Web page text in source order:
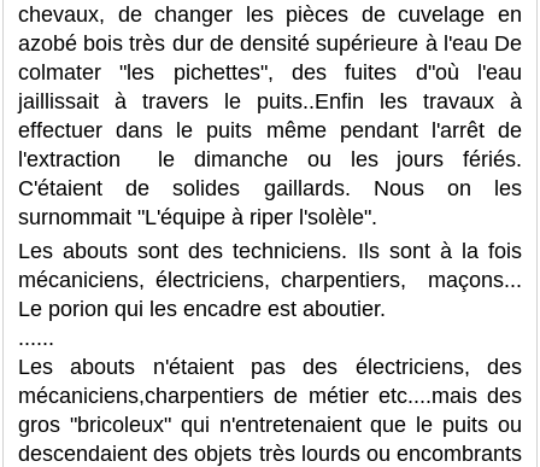
chevaux, de changer les pièces de cuvelage en
azobé bois très dur de densité supérieure à l'eau De
colmater "les pichettes", des fuites d"où l'eau
jaillissait à travers le puits..Enfin les travaux à
effectuer dans le puits même pendant l'arrêt de
l'extraction le dimanche ou les jours fériés.
C'étaient de solides gaillards. Nous on les
surnommait "L'équipe à riper l'solèle".
Les abouts sont des techniciens. Ils sont à la fois
mécaniciens, électriciens, charpentiers, maçons...
Le porion qui les encadre est aboutier.
......
Les abouts n'étaient pas des électriciens, des
mécaniciens,charpentiers de métier etc....mais des
gros "bricoleux" qui n'entretenaient que le puits ou
descendaient des objets très lourds ou encombrants